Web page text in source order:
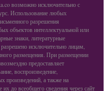
возможно исключительно с
Использование любых
разрешения
объектов интеллектуальной или
знаки, литературные
исключительно лицам,
размещения. При размещении
предоставляет
воспроизведение,
произведений, а также на
до всеобщего сведения через сайт